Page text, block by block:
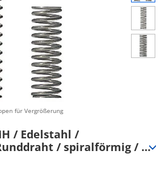
für Vergrößerung
/ Edelstahl /
/ spiralförmig /
/ 40% Einfederung